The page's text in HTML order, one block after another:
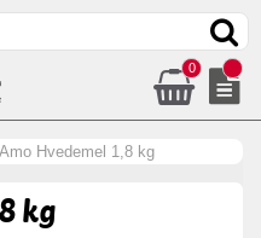
0
Amo Hvedemel 1,8 kg
kg